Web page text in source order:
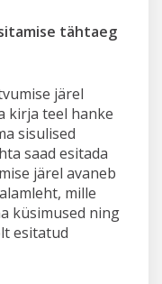
tähtaeg
järel
kirja teel hanke
sisulised
saad esitada
järel avaneb
mille
küsimused ning
esitatud